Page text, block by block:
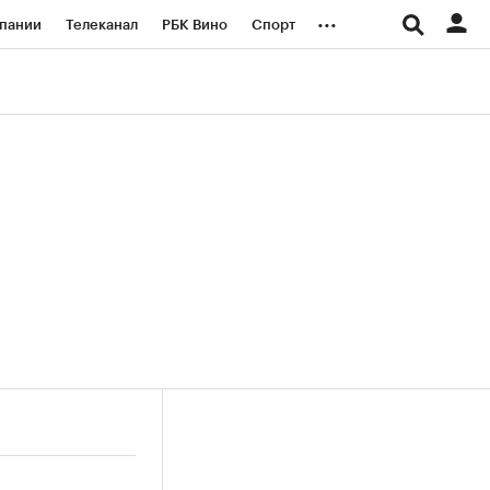
Телеканал РБК Вино Спорт ...